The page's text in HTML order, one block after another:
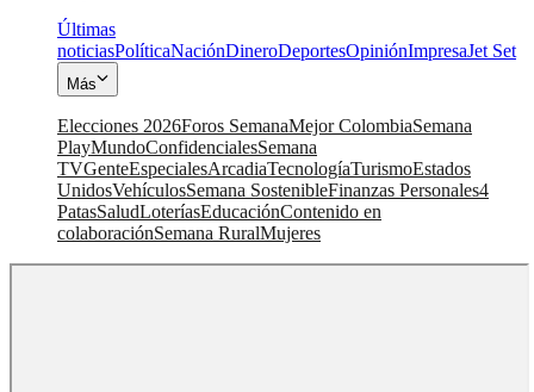
Últimas
noticiasPolíticaNaciónDineroDeportesOpiniónImpresaJet Set
Más
Elecciones 2026Foros SemanaMejor ColombiaSemana
PlayMundoConfidencialesSemana
TVGenteEspecialesArcadiaTecnologíaTurismoEstados
UnidosVehículosSemana SostenibleFinanzas Personales4
PatasSaludLoteríasEducaciónContenido en
colaboraciónSemana RuralMujeres